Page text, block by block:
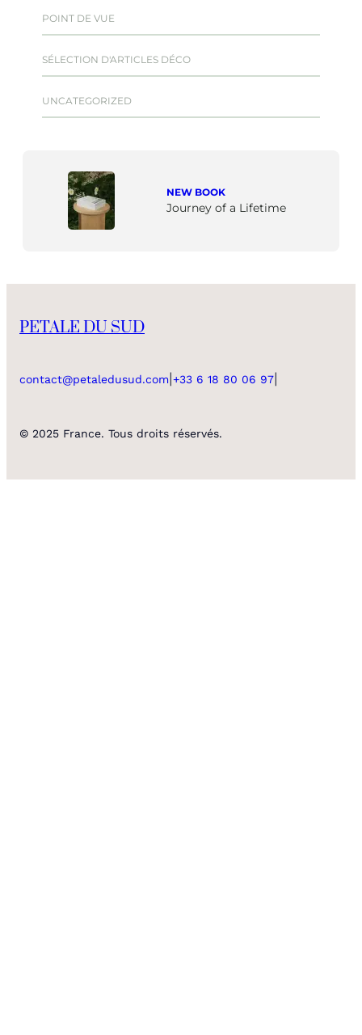
POINT DE VUE
SÉLECTION D'ARTICLES DÉCO
UNCATEGORIZED
NEW BOOK
Journey of a Lifetime
PETALE DU SUD
contact@petaledusud.com +33 6 18 80 06 97
© 2025 France. Tous droits réservés.